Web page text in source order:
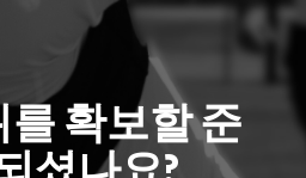
확보할 준